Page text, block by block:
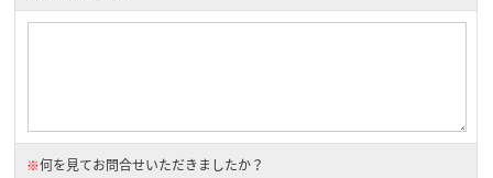
※何を見てお問合せいただきましたか？